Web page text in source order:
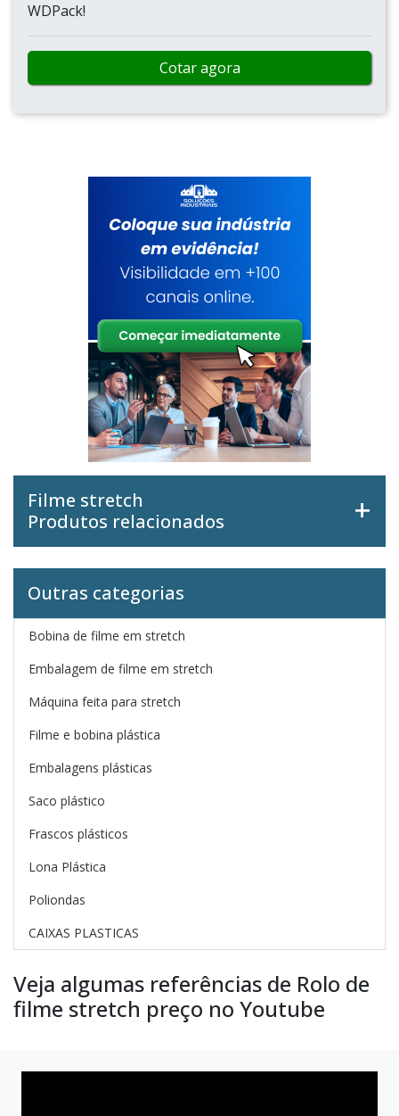
WDPack!
Cotar agora
Filme stretch
Produtos relacionados
Outras categorias
Bobina de filme em stretch
Embalagem de filme em stretch
Máquina feita para stretch
Filme e bobina plástica
Embalagens plásticas
Saco plástico
Frascos plásticos
Lona Plástica
Poliondas
CAIXAS PLASTICAS
Veja algumas referências de Rolo de
filme stretch preço no Youtube